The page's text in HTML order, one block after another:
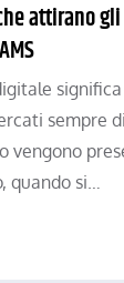
attirano
sempre
vengono
quando si…